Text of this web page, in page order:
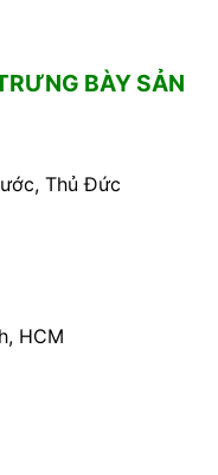
BÀY SẢN
Thủ Đức
HCM